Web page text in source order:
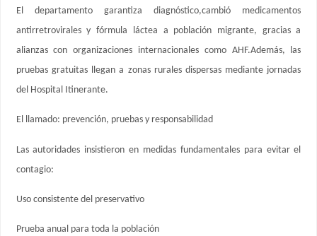
El departamento garantiza diagnóstico,cambió medicamentos
antirretrovirales y fórmula láctea a población migrante, gracias a
alianzas con organizaciones internacionales como AHF.Además, las
pruebas gratuitas llegan a zonas rurales dispersas mediante jornadas
del Hospital Itinerante.
El llamado: prevención, pruebas y responsabilidad
Las autoridades insistieron en medidas fundamentales para evitar el
contagio:
Uso consistente del preservativo
Prueba anual para toda la población